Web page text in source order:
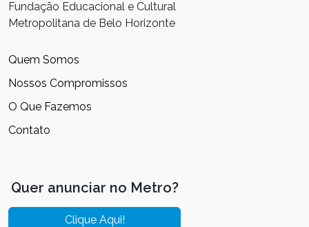
Fundação Educacional e Cultural
Metropolitana de Belo Horizonte
Quem Somos
Nossos Compromissos
O Que Fazemos
Contato
Quer anunciar no Metro?
Clique Aqui!